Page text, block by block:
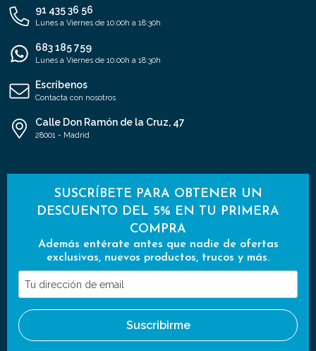
91 435 36 56
Lunes a Viernes de 10:00h a 18:30h
683 185 759
Lunes a Viernes de 10:00h a 18:30h
Escríbenos
Contacta con nosotros
Calle Don Ramón de la Cruz, 47
28001 - Madrid
SUSCRÍBETE PARA OBTENER UN
DESCUENTO DEL 5% EN TU PRIMERA
COMPRA
Además entérate antes que nadie de ofertas
exclusivas, nuevos productos, trucos y más.
Tu
dirección
de
email
Suscribirme